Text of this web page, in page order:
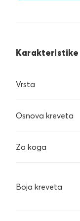
Karakteristike
Vrsta
Osnova kreveta
Za koga
Boja kreveta